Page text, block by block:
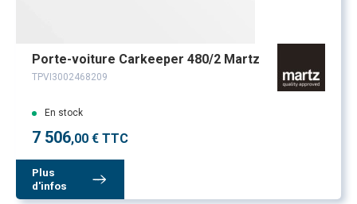
Porte-voiture Carkeeper 480/2 Martz
TPVI3002468209
En stock
7 506,00 € TTC
Plus
d'infos